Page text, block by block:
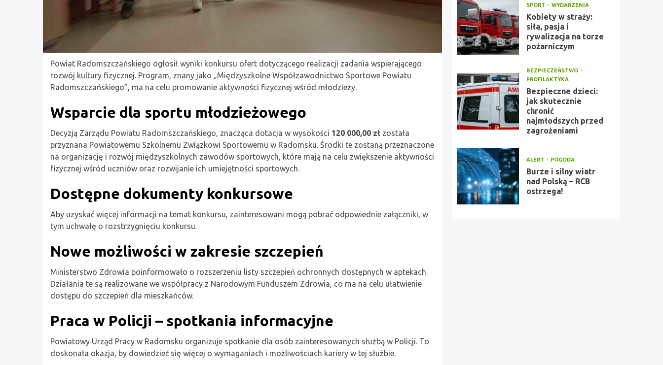
Powiat Radomszczańskiego ogłosił wyniki konkursu ofert dotyczącego realizacji zadania wspierającego
rozwój kultury fizycznej. Program, znany jako „Międzyszkolne Współzawodnictwo Sportowe Powiatu
Radomszczańskiego”, ma na celu promowanie aktywności fizycznej wśród młodzieży.
Wsparcie dla sportu młodzieżowego
Decyzją Zarządu Powiatu Radomszczańskiego, znacząca dotacja w wysokości 120 000,00 zł została
przyznana Powiatowemu Szkolnemu Związkowi Sportowemu w Radomsku. Środki te zostaną przeznaczone
na organizację i rozwój międzyszkolnych zawodów sportowych, które mają na celu zwiększenie aktywności
fizycznej wśród uczniów oraz rozwijanie ich umiejętności sportowych.
Dostępne dokumenty konkursowe
Aby uzyskać więcej informacji na temat konkursu, zainteresowani mogą pobrać odpowiednie załączniki, w
tym uchwałę o rozstrzygnięciu konkursu.
Nowe możliwości w zakresie szczepień
Ministerstwo Zdrowia poinformowało o rozszerzeniu listy szczepień ochronnych dostępnych w aptekach.
Działania te są realizowane we współpracy z Narodowym Funduszem Zdrowia, co ma na celu ułatwienie
dostępu do szczepień dla mieszkańców.
Praca w Policji – spotkania informacyjne
Powiatowy Urząd Pracy w Radomsku organizuje spotkanie dla osób zainteresowanych służbą w Policji. To
doskonała okazja, by dowiedzieć się więcej o wymaganiach i możliwościach kariery w tej służbie.
SPORT WYDARZENIA
Kobiety w straży:
siła, pasja i
rywalizacja na torze
pożarniczym
BEZPIECZEŃSTWO
PROFILAKTYKA
Bezpieczne dzieci:
jak skutecznie
chronić
najmłodszych przed
zagrożeniami
ALERT POGODA
Burze i silny wiatr
nad Polską – RCB
ostrzega!